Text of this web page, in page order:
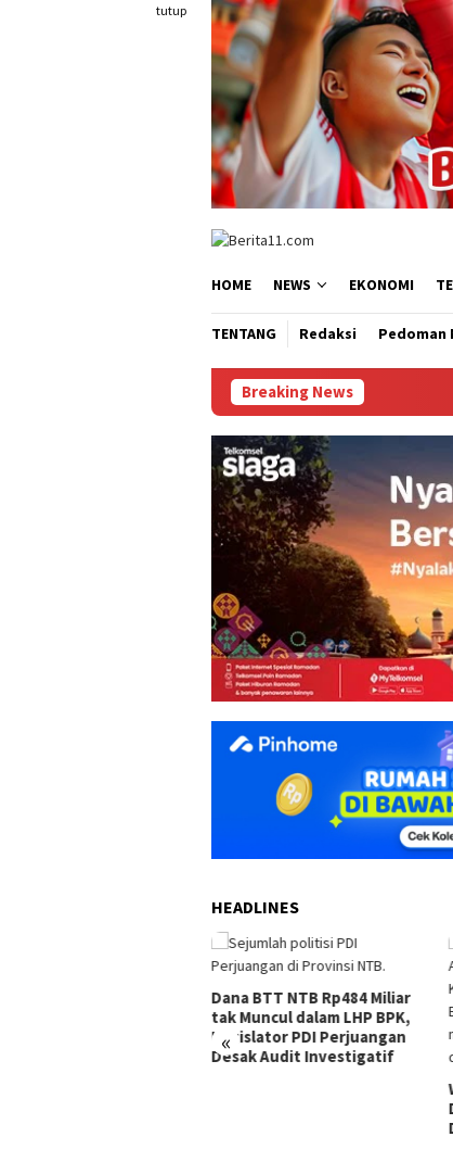
tutup
HOME NEWS EKONOMI
TENTANG Redaksi Pedoman
Breaking News
HEADLINES
«